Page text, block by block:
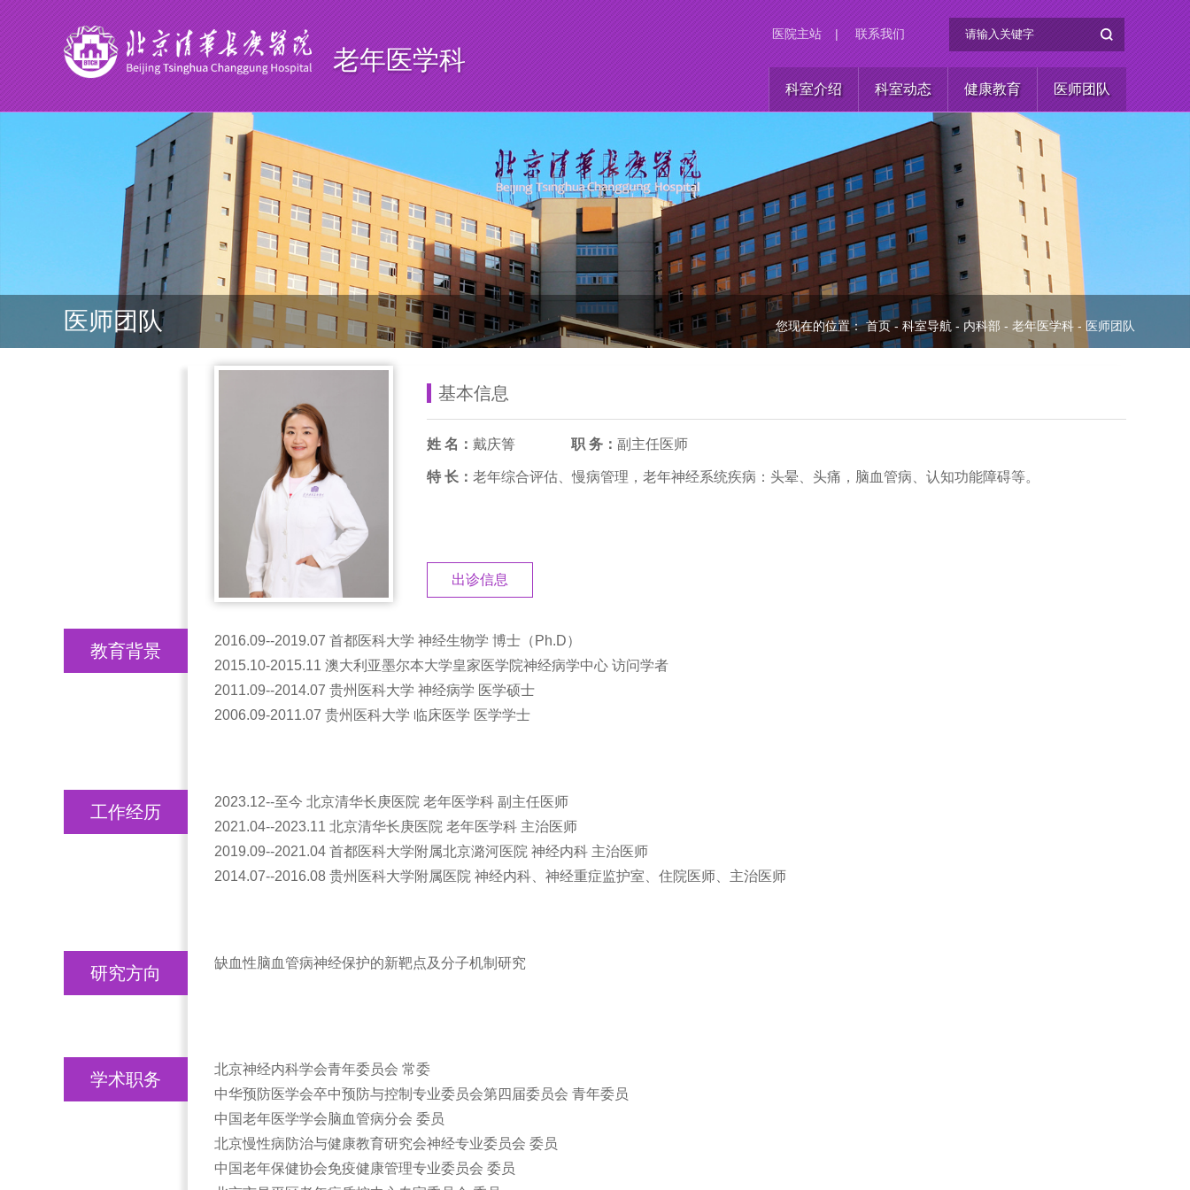
老年医学科
医院主站 | 联系我们
科室介绍 科室动态 健康教育 医师团队
医师团队 您现在的位置：首页- 科室导航 - 内科部 - 老年医学科 - 医师团队
基本信息
姓 名： 戴庆箐 职 务：副主任医师
特 长： 老年综合评估、慢病管理，老年神经系统疾病：头晕、头痛，脑血管病、认知功能障碍等。
出诊信息
教育背景
2016.09--2019.07 首都医科大学 神经生物学 博士（Ph.D）
2015.10-2015.11 澳大利亚墨尔本大学皇家医学院神经病学中心 访问学者
2011.09--2014.07 贵州医科大学 神经病学 医学硕士
2006.09-2011.07 贵州医科大学 临床医学 医学学士
工作经历
2023.12--至今 北京清华长庚医院 老年医学科 副主任医师
2021.04--2023.11 北京清华长庚医院 老年医学科 主治医师
2019.09--2021.04 首都医科大学附属北京潞河医院 神经内科 主治医师
2014.07--2016.08 贵州医科大学附属医院 神经内科、神经重症监护室、住院医师、主治医师
研究方向
缺血性脑血管病神经保护的新靶点及分子机制研究
学术职务
北京神经内科学会青年委员会 常委
中华预防医学会卒中预防与控制专业委员会第四届委员会 青年委员
中国老年医学学会脑血管病分会 委员
北京慢性病防治与健康教育研究会神经专业委员会 委员
中国老年保健协会免疫健康管理专业委员会 委员